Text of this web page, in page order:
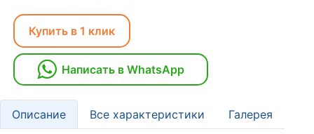
Купить в 1 клик
Написать в WhatsApp
Описание Все характеристики Галерея